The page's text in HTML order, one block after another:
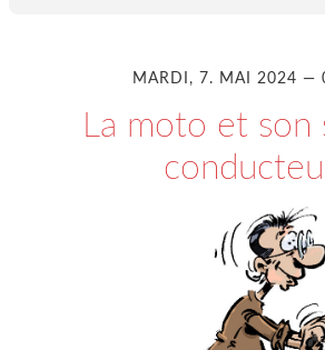
MARDI, 7. MAI 2024 —
La moto et son